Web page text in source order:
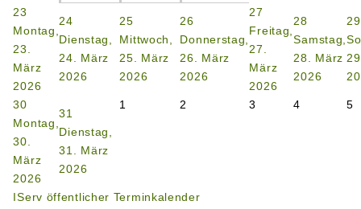
23
Montag,
23.
März
2026
24
Dienstag,
24. März
2026
25
Mittwoch,
25. März
2026
26
Donnerstag,
26. März
2026
27
Freitag,
27.
März
2026
28
Samstag,
28. März
2026
29
30
Montag,
30.
März
2026
31
Dienstag,
31. März
2026
1 2 3 4 5
IServ öffentlicher Terminkalender